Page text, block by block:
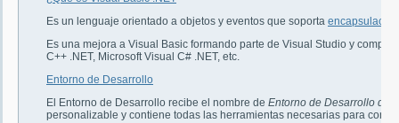
Es un lenguaje orientado a objetos y eventos que soporta encapsulación
Es una mejora a Visual Basic formando parte de Visual Studio y
C++ .NET, Microsoft Visual C# .NET, etc.
Entorno de Desarrollo
El Entorno de Desarrollo recibe el nombre de Entorno de Desarrollo de
personalizable y contiene todas las herramientas necesarias para